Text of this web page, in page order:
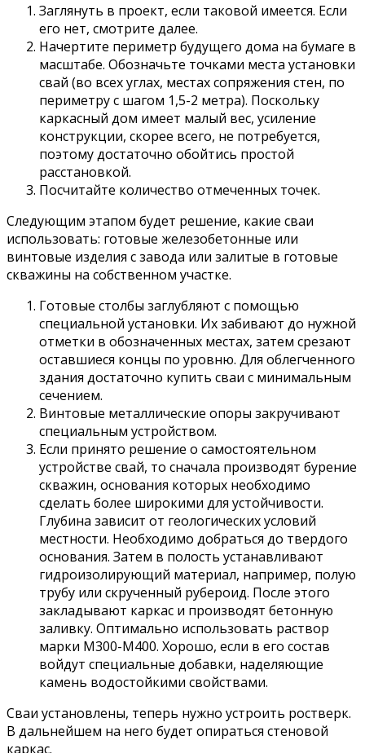
Заглянуть в проект, если таковой имеется. Если
его нет, смотрите далее.
Начертите периметр будущего дома на бумаге в
масштабе. Обозначьте точками места установки
свай (во всех углах, местах сопряжения стен, по
периметру с шагом 1,5-2 метра). Поскольку
каркасный дом имеет малый вес, усиление
конструкции, скорее всего, не потребуется,
поэтому достаточно обойтись простой
расстановкой.
Посчитайте количество отмеченных точек.
Следующим этапом будет решение, какие сваи
использовать: готовые железобетонные или
винтовые изделия с завода или залитые в готовые
скважины на собственном участке.
Готовые столбы заглубляют с помощью
специальной установки. Их забивают до нужной
отметки в обозначенных местах, затем срезают
оставшиеся концы по уровню. Для облегченного
здания достаточно купить сваи с минимальным
сечением.
Винтовые металлические опоры закручивают
специальным устройством.
Если принято решение о самостоятельном
устройстве свай, то сначала производят бурение
скважин, основания которых необходимо
сделать более широкими для устойчивости.
Глубина зависит от геологических условий
местности. Необходимо добраться до твердого
основания. Затем в полость устанавливают
гидроизолирующий материал, например, полую
трубу или скрученный рубероид. После этого
закладывают каркас и производят бетонную
заливку. Оптимально использовать раствор
марки М300-М400. Хорошо, если в его состав
войдут специальные добавки, наделяющие
камень водостойкими свойствами.
Сваи установлены, теперь нужно устроить ростверк.
В дальнейшем на него будет опираться стеновой
каркас.